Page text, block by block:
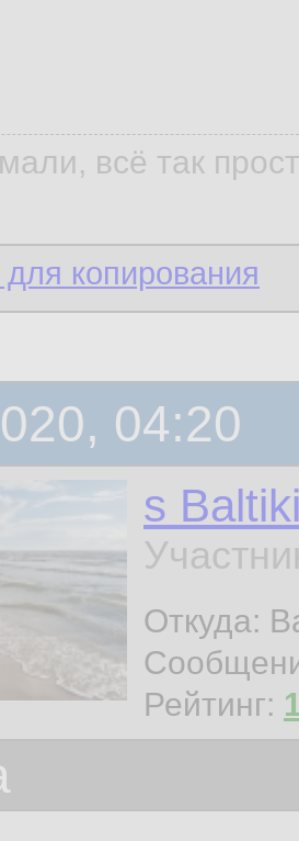
всё так
копирования
04:20
s
Откуда:
Рейтинг: